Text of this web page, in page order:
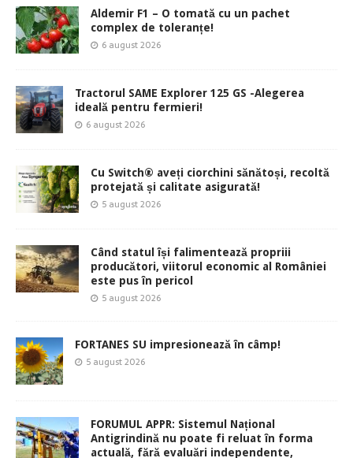
Aldemir F1 – O tomată cu un pachet
complex de toleranțe!
6 august 2026
Tractorul SAME Explorer 125 GS -Alegerea
ideală pentru fermieri!
6 august 2026
Cu Switch® aveți ciorchini sănătoși, recoltă
protejată și calitate asigurată!
5 august 2026
Când statul își falimentează propriii
producători, viitorul economic al României
este pus în pericol
5 august 2026
FORTANES SU impresionează în câmp!
5 august 2026
FORUMUL APPR: Sistemul Național
Antigrindină nu poate fi reluat în forma
actuală, fără evaluări independente,